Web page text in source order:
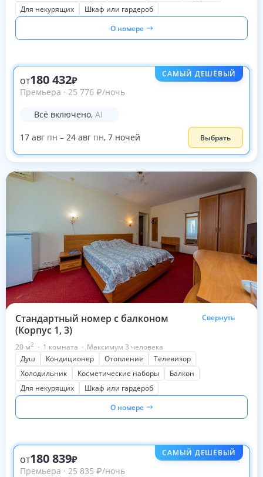
Для некурящих
Шкаф или гардероб
О номере
САМЫЙ ДЕШЁВЫЙ
от180 432
Премьера · 25 776 ₽/ночь
Всё включено, AI
17 авг пн – 24 авг пн, 7 ночей Выбрать
Стандартный номер с балконом
(Корпус 1, 3)
Свернуть
20 м2 · 1 комната · Максимум 3 человека
Душ
Кондиционер Отопление
Телевизор
Холодильник
Косметические наборы
Балкон
Для некурящих
Шкаф или гардероб
О номере
САМЫЙ ДЕШЁВЫЙ
от180 839
Премьера · 25 835 ₽/ночь